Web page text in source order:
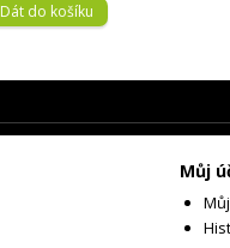
Dát do košíku
Můj